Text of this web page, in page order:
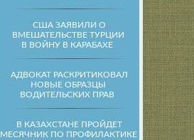
США ЗАЯВИЛИ О
ВМЕШАТЕЛЬСТВЕ ТУРЦИИ
В ВОЙНУ В КАРАБАХЕ
АДВОКАТ РАСКРИТИКОВАЛ
НОВЫЕ ОБРАЗЦЫ
ВОДИТЕЛЬСКИХ ПРАВ
В КАЗАХСТАНЕ ПРОЙДЕТ
МЕСЯЧНИК ПО ПРОФИЛАКТИКЕ